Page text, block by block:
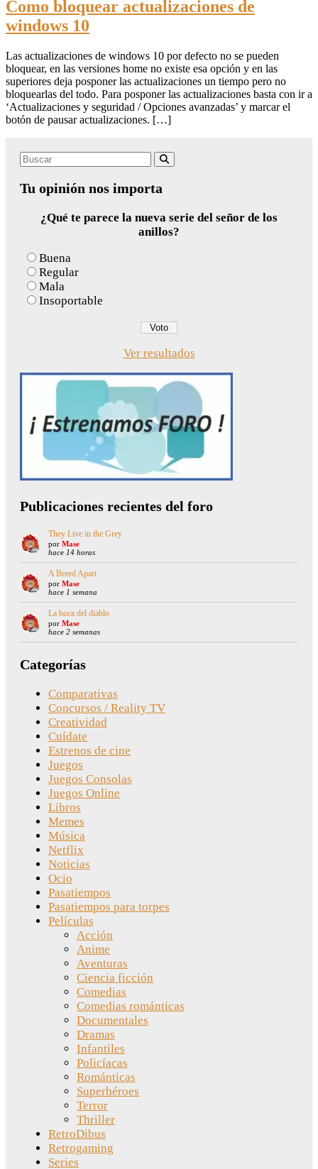
Como bloquear actualizaciones de
windows 10
Las actualizaciones de windows 10 por defecto no se pueden
bloquear, en las versiones home no existe esa opción y en las
superiores deja posponer las actualizaciones un tiempo pero no
bloquearlas del todo. Para posponer las actualizaciones basta con ir a
‘Actualizaciones y seguridad / Opciones avanzadas’ y marcar el
botón de pausar actualizaciones. […]
Search
Tu opinión nos importa
¿Qué te parece la nueva serie del señor de los
anillos?
Buena
Regular
Mala
Insoportable
Ver resultados
Publicaciones recientes del foro
They Live in the Grey
por Mase
hace 14 horas
A Breed Apart
por Mase
hace 1 semana
La boca del diablo
por Mase
hace 2 semanas
Categorías
Comparativas
Concursos / Reality TV
Creatividad
Cuídate
Estrenos de cine
Juegos
Juegos Consolas
Juegos Online
Libros
Memes
Música
Netflix
Noticias
Ocio
Pasatiempos
Pasatiempos para torpes
Películas
Acción
Anime
Aventuras
Ciencia ficción
Comedias
Comedias románticas
Documentales
Dramas
Infantiles
Policíacas
Románticas
Superhéroes
Terror
Thriller
RetroDibus
Retrogaming
Series